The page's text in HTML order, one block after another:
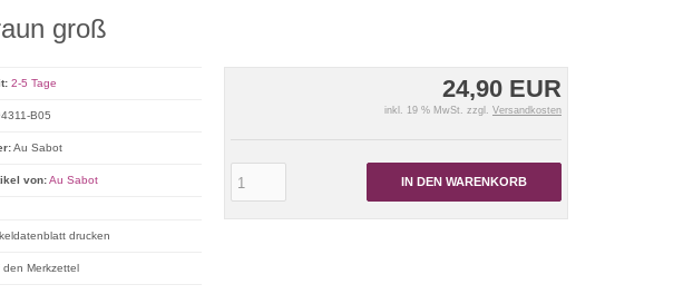
groß
24,90 EUR
inkl. 19 % MwSt. zzgl. Versandkosten
IN DEN WARENKORB
2-5 Tage
B05
Au Sabot
von:Au Sabot
drucken